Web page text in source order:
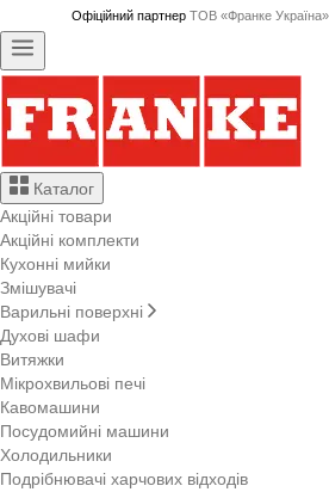
Офіційний партнер ТОВ «Франке Україна»
Каталог
Акційні товари
Акційні комплекти
Кухонні мийки
Змішувачі
Варильні поверхні
Духові шафи
Витяжки
Мікрохвильові печі
Кавомашини
Посудомийні машини
Холодильники
Подрібнювачі харчових відходів